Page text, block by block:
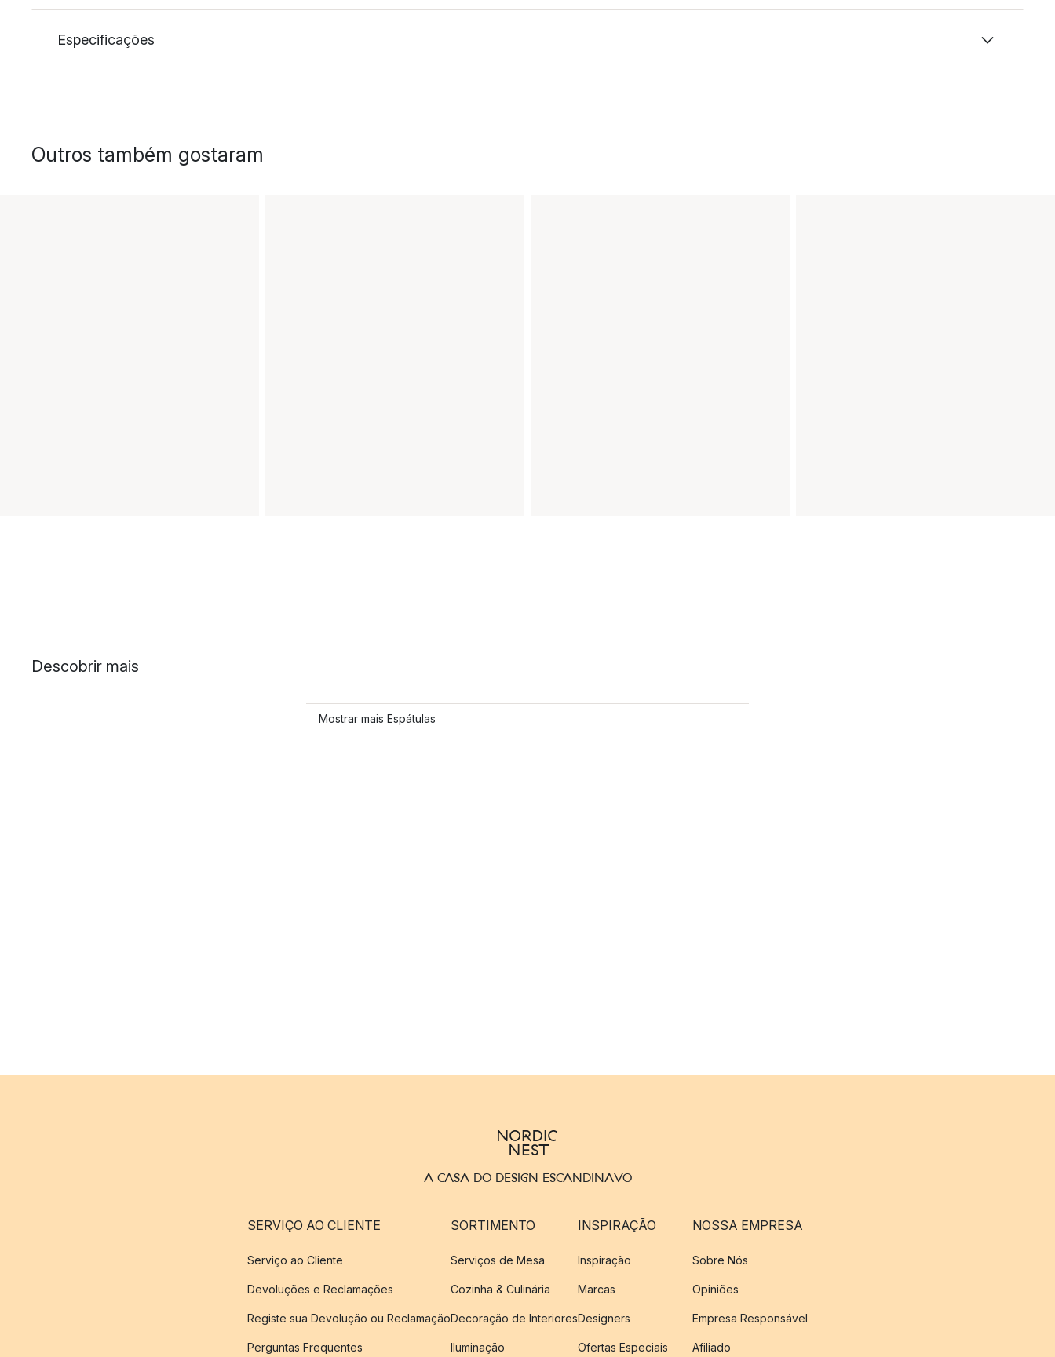
Especificações
Outros também gostaram
Descobrir mais
Mostrar mais Espátulas
A CASA DO DESIGN ESCANDINAVO
SERVIÇO AO CLIENTE
Serviço ao Cliente
Devoluções e Reclamações
Registe sua Devolução ou Reclamação
Perguntas Frequentes
SORTIMENTO
Serviços de Mesa
Cozinha & Culinária
Decoração de Interiores
Iluminação
INSPIRAÇÃO
Inspiração
Marcas
Designers
Ofertas Especiais
NOSSA EMPRESA
Sobre Nós
Opiniões
Empresa Responsável
Afiliado